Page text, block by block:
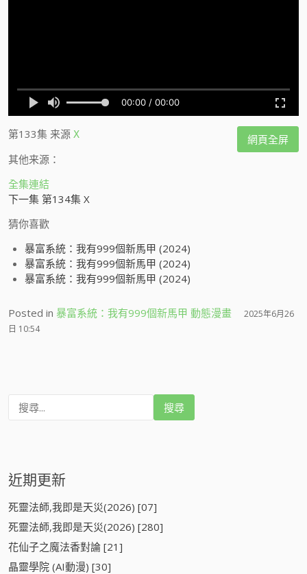
網頁全屏
第133集 来源 X
其他来源：
全集連結
下一集 第134集 X
猜你喜歡
暴富系統：我有999個新馬甲 (2024)
暴富系統：我有999個新馬甲 (2024)
暴富系統：我有999個新馬甲 (2024)
Posted in 暴富系統：我有999個新馬甲 動態漫畫
2025年6月26
日 10:54
近期更新
死靈法師,我即是天災(2026) [07]
死靈法師,我即是天災(2026) [280]
花仙子之魔法香對論 [21]
晶靈學院 (AI動漫) [30]